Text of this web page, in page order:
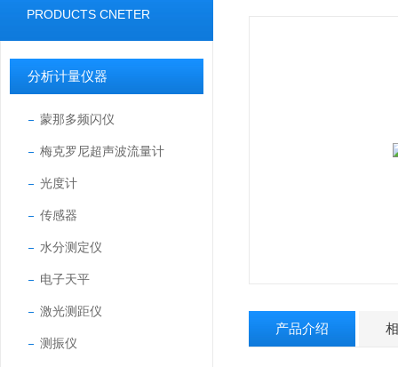
PRODUCTS CNETER
分析计量仪器
蒙那多频闪仪
梅克罗尼超声波流量计
光度计
传感器
水分测定仪
电子天平
激光测距仪
测振仪
产品介绍